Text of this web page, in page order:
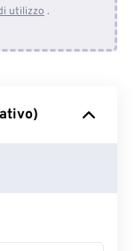
utilizzo .